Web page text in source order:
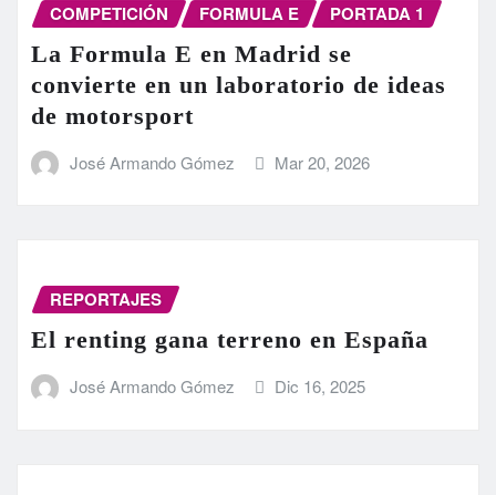
COMPETICIÓN FORMULA E PORTADA 1
La Formula E en Madrid se
convierte en un laboratorio de ideas
de motorsport
José Armando Gómez Mar 20, 2026
REPORTAJES
El renting gana terreno en España
José Armando Gómez Dic 16, 2025